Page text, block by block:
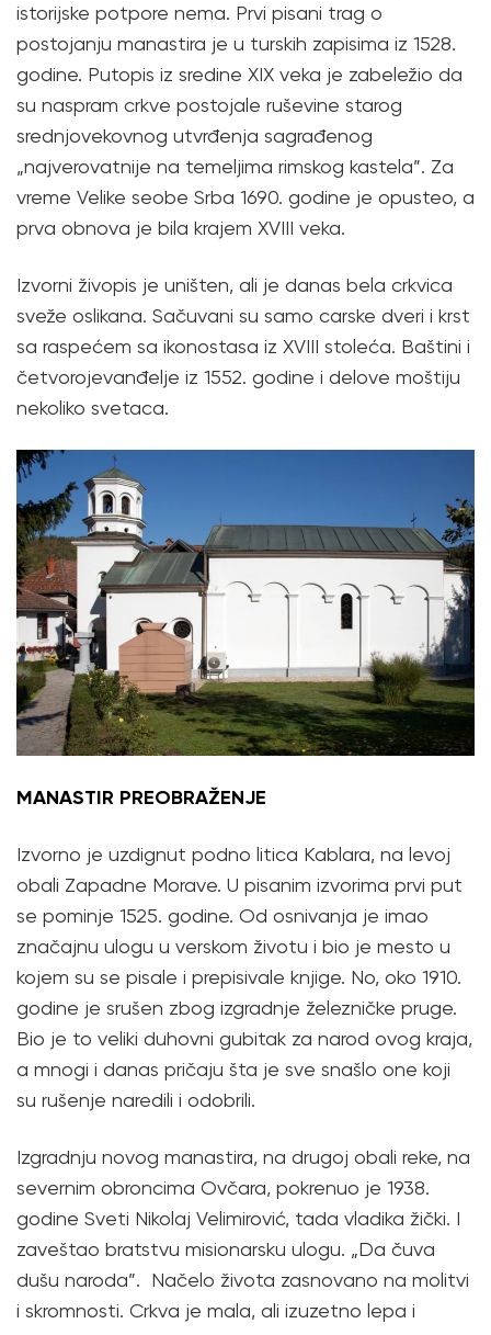
istorijske potpore nema. Prvi pisani trag o
postojanju manastira je u turskih zapisima iz 1528.
godine. Putopis iz sredine XIX veka je zabeležio da
su naspram crkve postojale ruševine starog
srednjovekovnog utvrđenja sagrađenog
„najverovatnije na temeljima rimskog kastela”. Za
vreme Velike seobe Srba 1690. godine je opusteo, a
prva obnova je bila krajem XVIII veka.
Izvorni živopis je uništen, ali je danas bela crkvica
sveže oslikana. Sačuvani su samo carske dveri i krst
sa raspećem sa ikonostasa iz XVIII stoleća. Baštini i
četvorojevanđelje iz 1552. godine i delove moštiju
nekoliko svetaca.
MANASTIR PREOBRAŽENJE
Izvorno je uzdignut podno litica Kablara, na levoj
obali Zapadne Morave. U pisanim izvorima prvi put
se pominje 1525. godine. Od osnivanja je imao
značajnu ulogu u verskom životu i bio je mesto u
kojem su se pisale i prepisivale knjige. No, oko 1910.
godine je srušen zbog izgradnje železničke pruge.
Bio je to veliki duhovni gubitak za narod ovog kraja,
a mnogi i danas pričaju šta je sve snašlo one koji
su rušenje naredili i odobrili.
Izgradnju novog manastira, na drugoj obali reke, na
severnim obroncima Ovčara, pokrenuo je 1938.
godine Sveti Nikolaj Velimirović, tada vladika žički. I
zaveštao bratstvu misionarsku ulogu. „Da čuva
dušu naroda”. Načelo života zasnovano na molitvi
i skromnosti. Crkva je mala, ali izuzetno lepa i